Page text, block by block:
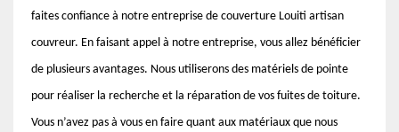
faites confiance à notre entreprise de couverture Louiti artisan
couvreur. En faisant appel à notre entreprise, vous allez bénéficier
de plusieurs avantages. Nous utiliserons des matériels de pointe
pour réaliser la recherche et la réparation de vos fuites de toiture.
Vous n’avez pas à vous en faire quant aux matériaux que nous